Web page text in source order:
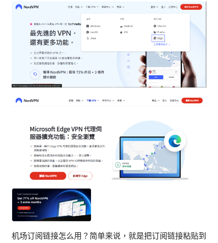
机场订阅链接怎么用？简单来说，就是把订阅链接粘贴到